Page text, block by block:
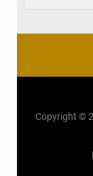
Copyright ©